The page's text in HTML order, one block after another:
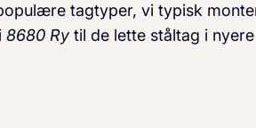
tagtyper, vi typisk
8680 Rytil de lette ståltag i nyere